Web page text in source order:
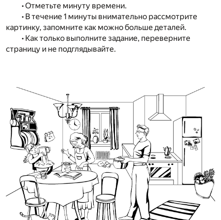
• Отметьте минуту времени.
• В течение 1 минуты внимательно рассмотрите
картинку, запомните как можно больше деталей.
• Как только выполните задание, переверните
страницу и не подглядывайте.